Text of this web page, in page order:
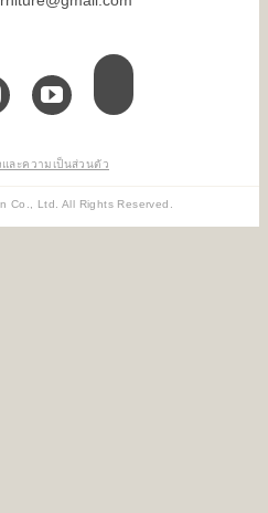
ละความเป็นส่วนตัว
Co., Ltd. All Rights Reserved.